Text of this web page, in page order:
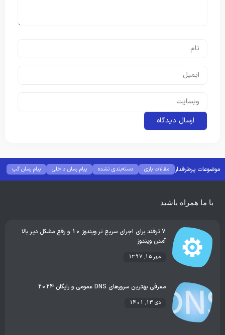
موضوعات پرطرفدار مقالات بازی دسته‌بندی نشده پیام رسان داخلی
پیام رسان گپ
بهترین گجت ها
هوش مصنوعی رفع خطا و ارور
با ما همراه باشید
7 ترفند برای اجرای سریع تر ویندوز 10 و رفع مشکل دیر بالا
آمدن ویندوز
مهر 15, 1397
معرفی بهترین سرورهای DNS عمومی و رایگان 2024
دی 13, 1401